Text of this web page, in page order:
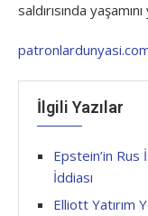
saldırısında
İlgili Yazılar
Epstein’in Rus
İddiası
Elliott Yatırım